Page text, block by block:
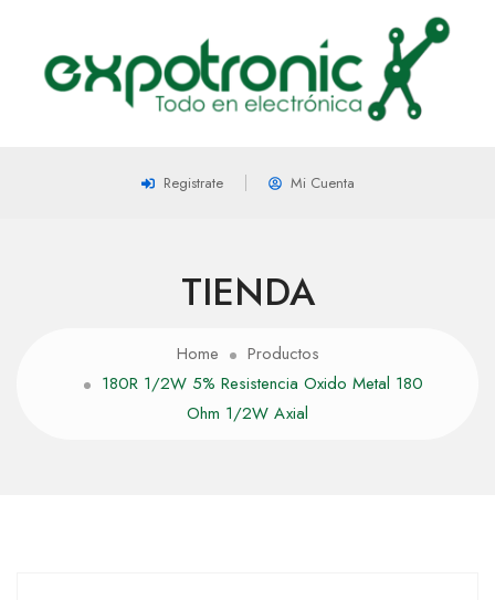
Registrate Mi Cuenta
TIENDA
Home
Productos
180R 1/2W 5% Resistencia Oxido Metal 180
Ohm 1/2W Axial